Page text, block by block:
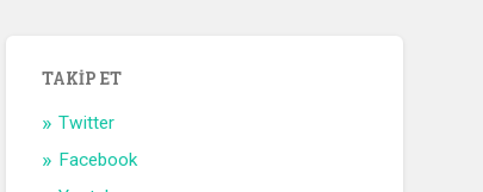
TAKIP ET
Twitter
Facebook